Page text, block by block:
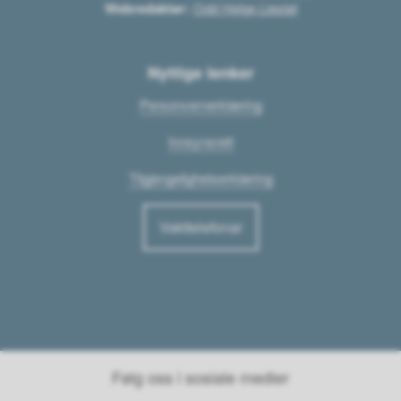
Webredaktør: Odd Helge Liestøl
Nyttige lenker
Personvernerklæring
Innsynsrett
Tilgjengelighetserklæring
Vakttelefonar
Følg oss i sosiale medier